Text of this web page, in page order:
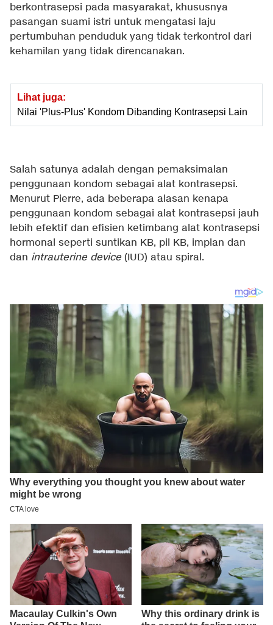
berkontrasepsi pada masyarakat, khususnya
pasangan suami istri untuk mengatasi laju
pertumbuhan penduduk yang tidak terkontrol dari
kehamilan yang tidak direncanakan.
Lihat juga:
Nilai 'Plus-Plus' Kondom Dibanding Kontrasepsi Lain
Salah satunya adalah dengan pemaksimalan
penggunaan kondom sebagai alat kontrasepsi.
Menurut Pierre, ada beberapa alasan kenapa
penggunaan kondom sebagai alat kontrasepsi jauh
lebih efektif dan efisien ketimbang alat kontrasepsi
hormonal seperti suntikan KB, pil KB, implan dan
dan intrauterine device (IUD) atau spiral.